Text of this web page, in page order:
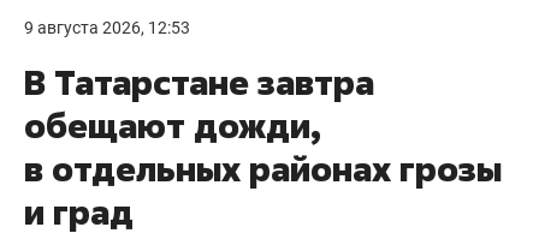
9 августа 2026, 12:53
В Татарстане завтра
обещают дожди,
в отдельных районах грозы
и град